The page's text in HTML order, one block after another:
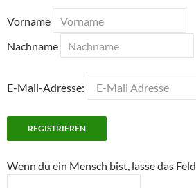
Vorname
Nachname
E-Mail-Adresse:
Wenn du ein Mensch bist, lasse das